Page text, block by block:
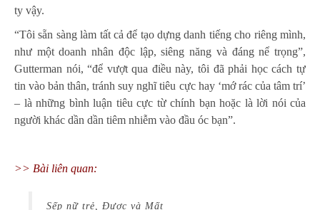
ty vậy.
“Tôi sẵn sàng làm tất cả để tạo dựng danh tiếng cho riêng mình,
như một doanh nhân độc lập, siêng năng và đáng nể trọng”,
Gutterman nói, “để vượt qua điều này, tôi đã phải học cách tự
tin vào bản thân, tránh suy nghĩ tiêu cực hay ‘mớ rác của tâm trí’
– là những bình luận tiêu cực từ chính bạn hoặc là lời nói của
người khác dần dần tiêm nhiễm vào đầu óc bạn”.
>> Bài liên quan:
Sếp nữ trẻ, Được và Mất